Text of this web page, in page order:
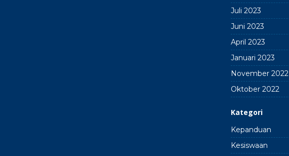
Juli 2023
Juni 2023
April 2023
Januari 2023
November 2022
Oktober 2022
Kategori
Kepanduan
Kesiswaan